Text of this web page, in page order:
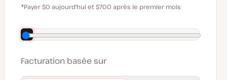
$59
*Payer $0 aujourd'hui et $700 après le premier mois
Économisez 140 $ en payant annuellement
Facturation basée sur